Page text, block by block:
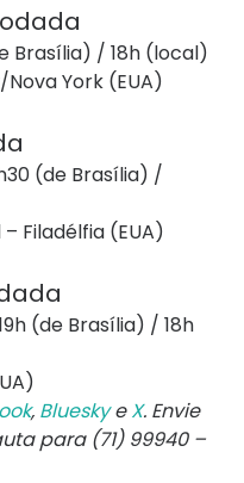
Brasília) / 18h (local)
York (EUA)
(de Brasília) /
Filadélfia (EUA)
(de Brasília) / 18h
, BlueskyeX. Envie
para (71) 99940 –